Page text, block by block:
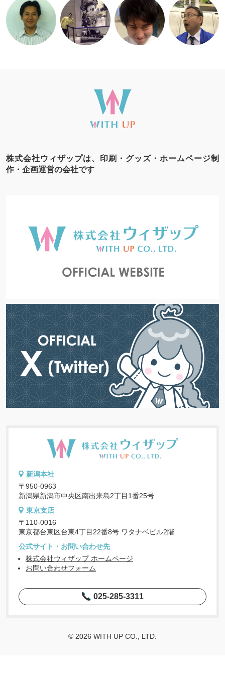
株式会社ウィザップは、印刷・グッズ・ホームページ制
作・企画運営の会社です
新潟本社
〒950-0963
新潟県新潟市中央区南出来島2丁目1番25号
東京支店
〒110-0016
東京都台東区台東4丁目22番8号 ワタナベビル2階
公式サイト・お問い合わせ先
株式会社ウィザップ ホームページ
お問い合わせフォーム
025-285-3311
© 2026 WITH UP CO., LTD.